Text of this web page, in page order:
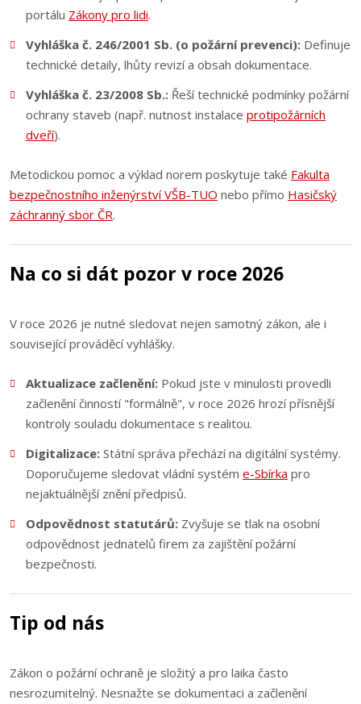
portálu Zákony pro lidi.
Vyhláška č. 246/2001 Sb. (o požární prevenci):Definuje
technické detaily, lhůty revizí a obsah dokumentace.
Vyhláška č. 23/2008 Sb.:Řeší technické podmínky požární
ochrany staveb (např. nutnost instalace protipožárních
dveří).
Metodickou pomoc a výklad norem poskytuje také Fakulta
bezpečnostního inženýrství VŠB-TUO nebo přímo Hasičský
záchranný sbor ČR.
Na co si dát pozor v roce 2026
V roce 2026 je nutné sledovat nejen samotný zákon, ale i
související prováděcí vyhlášky.
Aktualizace začlenění:Pokud jste v minulosti provedli
začlenění činností "formálně", v roce 2026 hrozí přísnější
kontroly souladu dokumentace s realitou.
Digitalizace:Státní správa přechází na digitální systémy.
Doporučujeme sledovat vládní systém e-Sbírka pro
nejaktuálnější znění předpisů.
Odpovědnost statutárů:Zvyšuje se tlak na osobní
odpovědnost jednatelů firem za zajištění požární
bezpečnosti.
Tip od nás
Zákon o požární ochraně je složitý a pro laika často
nesrozumitelný. Nesnažte se dokumentaci a začlenění